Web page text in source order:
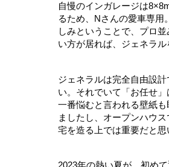
自慢のインガレージは
るため、Nさんの愛車専
しみということで、プロ
い方が居れば、ジェネラ
ジェネラルは完全自由設
い。それでいて「お任せ
一番悩むと言われる壁紙
ましたし、オープンハウ
宅を造る上では重要だと思
2023年の熱い夏が、初め